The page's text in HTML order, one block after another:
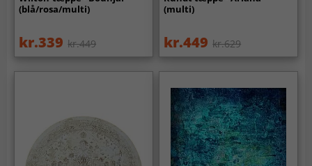
(blå/rosa/multi)
kr.339 kr.449
(multi)
kr.449 kr.629